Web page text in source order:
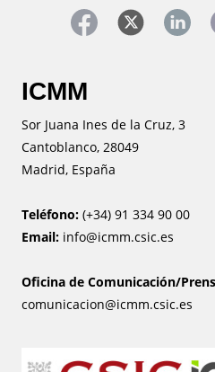
ICMM
Sor Juana Ines de la Cruz, 3
Cantoblanco, 28049
Madrid, España
Teléfono: (+34) 91 334 90 00
Email: info@icmm.csic.es
Oficina de Comunicación/
comunicacion@icmm.csic.es